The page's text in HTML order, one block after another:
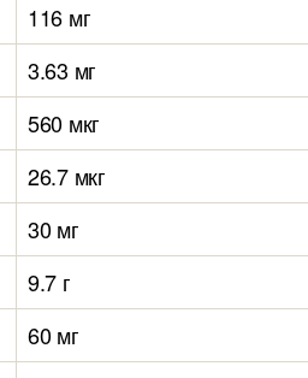
116 мг
3.63 мг
560 мкг
26.7 мкг
30 мг
9.7 г
60 мг